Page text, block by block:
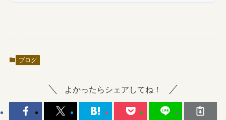
ブログ
よかったらシェアしてね！